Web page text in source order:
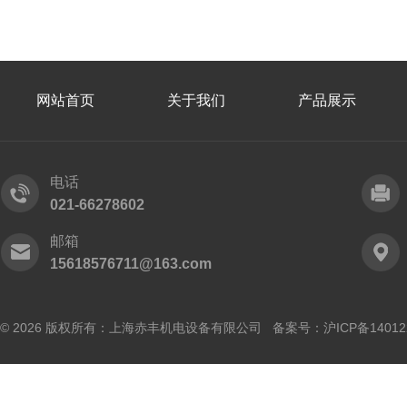
网站首页 关于我们 产品展示
电话
021-66278602
邮箱
15618576711@163.com
© 2026 版权所有：上海赤丰机电设备有限公司 备案号： 沪ICP备